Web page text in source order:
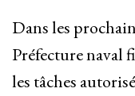
Dans les
Préfecture naval
les tâches